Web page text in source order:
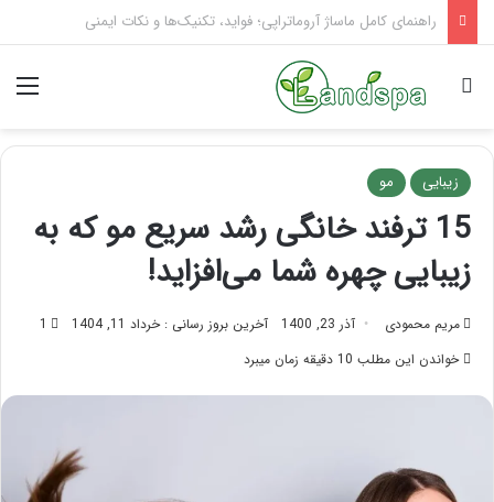
تاثیر ماساژ بر افسردگی؛ با ماساژ درمانی افسردگی را درمان کنید!
جستجو برای
زیبایی مو
15 ترفند خانگی رشد سریع مو که به
زیبایی چهره شما می‌افزاید!
مریم محمودی آذر 23, 1400 آخرین بروز رسانی : خرداد 11, 1404
1
خواندن این مطلب 10 دقیقه زمان میبرد